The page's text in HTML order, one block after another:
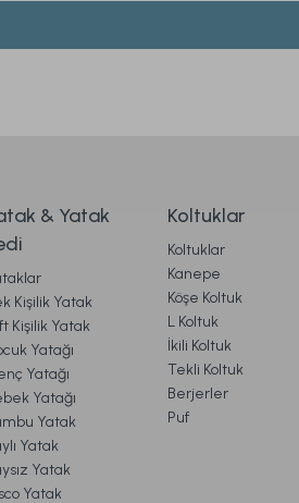
İndirim 1.699,00 TL
Size - Krem
Kargo
Easy Cotton
%28
İndirim
& Yatak
Kişilik Yatak
Kişilik Yatak
Yatağı
Yatağı
Yatağı
Yatak
Yatak
Yatak
Yatak
Koltuklar
Koltuklar
Kanepe
Köşe Koltuk
L Koltuk
İkili Koltuk
Tekli Koltuk
Berjerler
Puf